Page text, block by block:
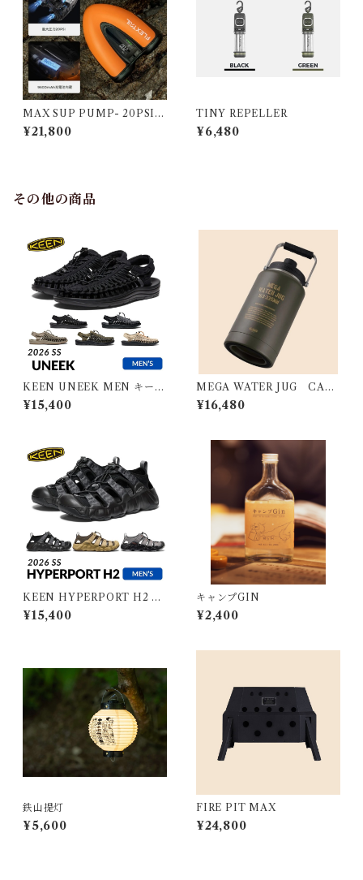
MAX SUP PUMP- 20PSI S
UP用コードレス電動エアポン
プ
¥21,800
TINY REPELLER
¥6,480
その他の商品
KEEN UNEEK MEN キーン
ユニーク メンズ
¥15,400
MEGA WATER JUG CARG
O
¥16,480
KEEN HYPERPORT H2 M
EN キーン ハイパーポート エ
イチツー メンズ
¥15,400
キャンプGIN
¥2,400
鉄山提灯
¥5,600
FIRE PIT MAX
¥24,800